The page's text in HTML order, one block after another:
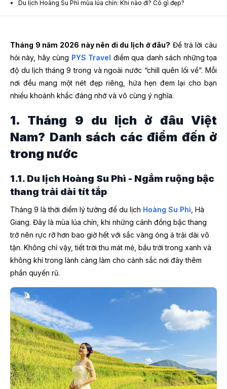
Du lịch Hoàng Su Phì mùa lúa chín: Khi nào đi? Có gì đẹp?
Tháng 9 năm 2026 này nên đi du lịch ở đâu? Để trả lời câu
hỏi này, hãy cùng PYS Travel điểm qua danh sách những tọa
độ du lịch tháng 9 trong và ngoài nước “chill quên lối về”. Mỗi
nơi đều mang một nét đẹp riêng, hứa hẹn đem lại cho bạn
nhiều khoảnh khắc đáng nhớ và vô cùng ý nghĩa.
1. Tháng 9 du lịch ở đâu Việt
Nam? Danh sách các điểm đến ở
trong nước
1.1. Du lịch Hoàng Su Phì - Ngắm ruộng bậc
thang trải dài tít tắp
Tháng 9 là thời điểm lý tưởng để du lịch Hoàng Su Phì , Hà
Giang. Đây là mùa lúa chín, khi những cánh đồng bậc thang
trở nên rực rỡ hơn bao giờ hết với sắc vàng óng ả trải dài vô
tận. Không chỉ vậy, tiết trời thu mát mẻ, bầu trời trong xanh và
không khí trong lành càng làm cho cảnh sắc nơi đây thêm
phần quyến rũ.